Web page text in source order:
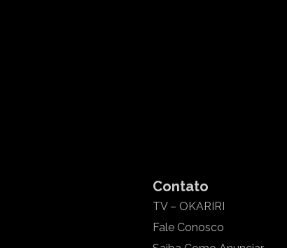
Contato
TV – OKARIRI
Fale Conosco